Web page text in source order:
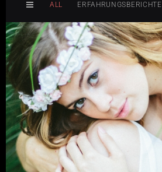
ALL ERFAHRUNGSBERICHTE